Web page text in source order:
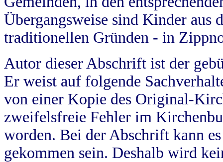
Übergangsweise sind Kinder aus
traditionellen Gründen - in
Autor dieser Abschrift ist der
Er weist auf folgende
von einer Kopie des Original-
zweifelsfreie Fehler im
worden. Bei der Abschrift kann
gekommen sein. Deshalb wird